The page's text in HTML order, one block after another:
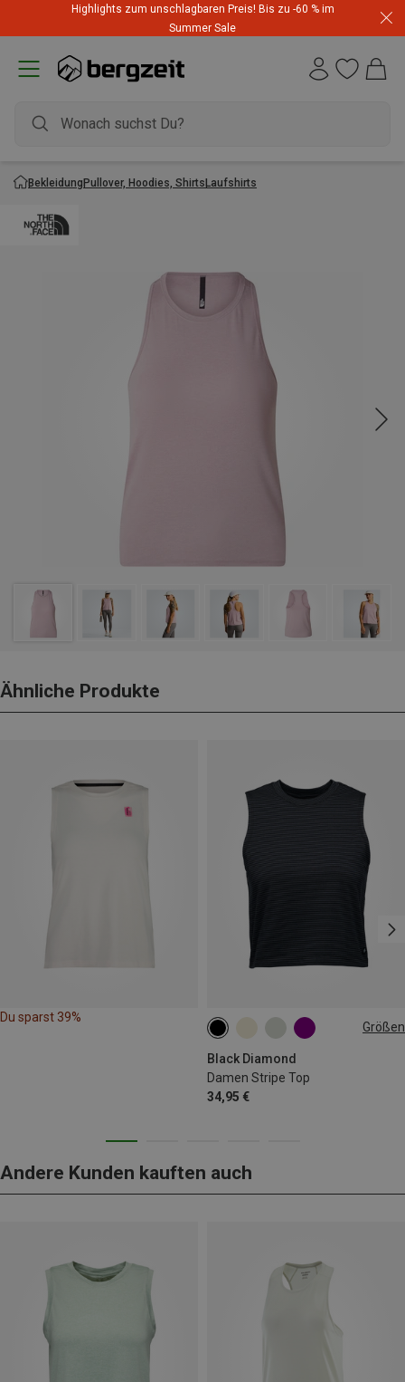
Highlights zum unschlagbaren Preis! Bis zu -60 % im
Summer Sale
BekleidungPullover, Hoodies, ShirtsLaufshirts
Ähnliche Produkte
Du sparst 39%
Größen
Black Diamond
Damen Stripe Top
34,95 €
S L
Andere Kunden kauften auch